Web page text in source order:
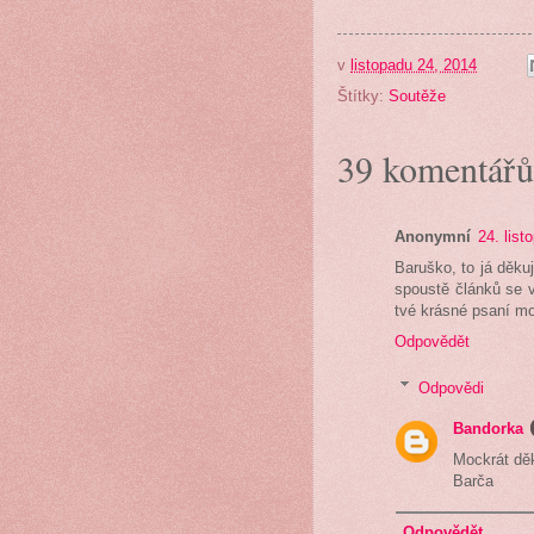
v listopadu 24, 2014
Štítky: Soutěže
39
Anonymní 24.
Baruško, to já
spoustě článků se
tvé krásné psaní
Odpovědět
Odpovědi
Bandorka
Mockrát
Barča